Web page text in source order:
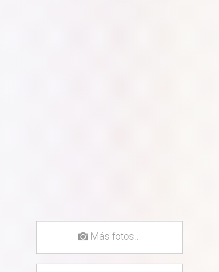
Más fotos...